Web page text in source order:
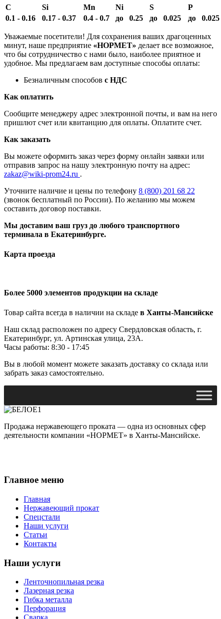
C Si Mn Ni S
P
0.1 - 0.16
0.17 - 0.37 0.4 - 0.7 до 0.25 до 0.025 до 0.025
Уважаемые посетители! Для сохранения ваших драгоценных
минут, наше предприятие «НОРМЕТ» делает все возможное,
что бы сотрудничество с нами было, наиболее приятное и
удобное. Мы предлагаем вам доступные способы оплаты:
Безналичным способов с НДС
Как оплатить
Сообщите менеджеру адрес электронной почты, и вам на него
пришлют счет или квитанцию для оплаты. Оплатите счет.
Как заказать
Вы можете оформить заказ через форму онлайн заявки или
отправив запрос на нашу электронную почту на адрес:
zakaz@wiki-prom24.ru .
Уточните наличие и цены по телефону 8 (800) 201 68 22
(звонок бесплатный по России). По желанию мы можем
составить договор поставки.
Мы доставим ваш груз до любого транспортного
терминала в Екатеринбурге.
Карта проезда
Более 5000 элементов продукции на складе
Товар сайта всегда в наличии на складе в Ханты-Мансийске
Наш склад расположен по адресу Свердловская область, г.
Екатеринбург, ул. Артинская улица, 23А.
Часы работы: 8:30 - 17:45
Вы в любой момент можете заказать доставку со склада или
забрать заказ самостоятельно.
Продажа нержавеющего проката — одна из основных сфер
деятельности компании «НОРМЕТ» в Ханты-Мансийске.
Главное меню
Главная
Нержавеющий прокат
Спецстали
Наши услуги
Статьи
Контакты
Наши услуги
Ленточнопильная резка
Лазерная резка
Гибка металла
Перфорация